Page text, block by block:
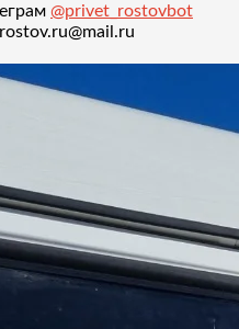
@privet_rostovbot